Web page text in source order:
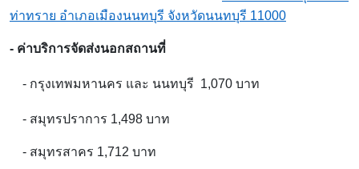
ท่าทราย อำเภอเมืองนนทบุรี จังหวัดนนทบุรี 11000
- ค่าบริการจัดส่งนอกสถานที่
- กรุงเทพมหานคร และ นนทบุรี 1,070 บาท
- สมุทรปราการ 1,498 บาท
- สมุทรสาคร 1,712 บาท